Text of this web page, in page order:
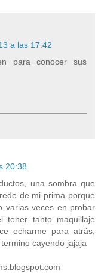
a las 17:42
para conocer sus
20:38
una sombra que
de mi prima porque
varias veces en probar
tener tanto maquillaje
echarme para atrás,
cayendo jajaja